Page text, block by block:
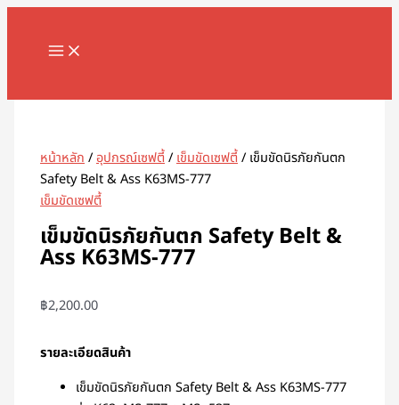
Skip
content
MAIN
หน้าหลัก/อุปกรณ์เซฟตี้/เข็มขัดเซฟตี้/ เข็มขัดนิรภัยกันตก
Safety Belt & Ass K63MS-777
เข็มขัดเซฟตี้
เข็มขัดนิรภัยกันตก Safety Belt &
Ass K63MS-777
฿2,200.00
รายละเอียดสินค้า
เข็มขัดนิรภัยกันตก Safety Belt & Ass K63MS-777